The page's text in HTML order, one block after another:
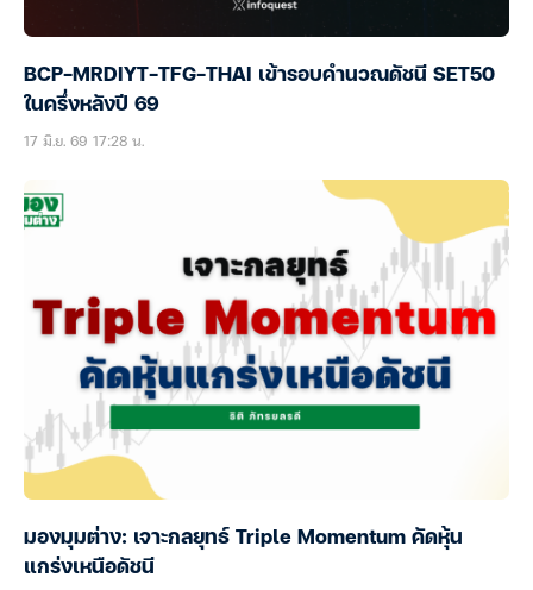
BCP-MRDIYT-TFG-THAI เข้ารอบคำนวณดัชนี SET50
ในครึ่งหลังปี 69
17 มิ.ย. 69 17:28 น.
มองมุมต่าง: เจาะกลยุทธ์ Triple Momentum คัดหุ้น
แกร่งเหนือดัชนี